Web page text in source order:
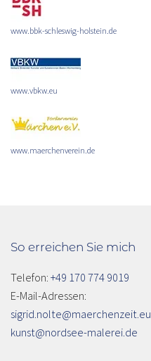
www.bbk-schleswig-holstein.de
www.vbkw.eu
www.maerchenverein.de
So erreichen Sie mich
Telefon: +49 170 774 9019
E-Mail-Adressen:
sigrid.nolte@maerchenzeit.eu
kunst@nordsee-malerei.de